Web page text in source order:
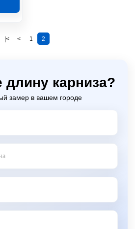
|< < 1 2
длину карниза?
замер в вашем городе